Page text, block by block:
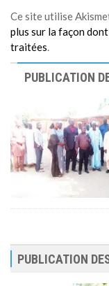
Ce site utilise
plus sur la façon
traitées.
PUBLICATION
PUBLICATION